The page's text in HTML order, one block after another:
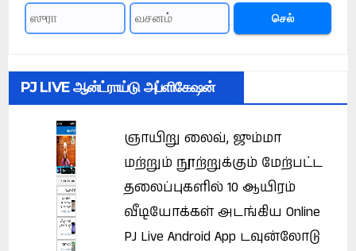
செல்
PJ LIVE ஆன்ட்ராய்டு அப்ளிகேஷன்
ஞாயிறு லைவ், ஜும்மா
மற்றும் நூற்றுக்கும் மேற்பட்ட
தலைப்புகளில் 10 ஆயிரம்
வீடியோக்கள் அடங்கிய Online
PJ Live Android App டவுன்லோடு